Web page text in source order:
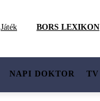
Játék BORS LEXIKON
NAPI DOKTOR TV